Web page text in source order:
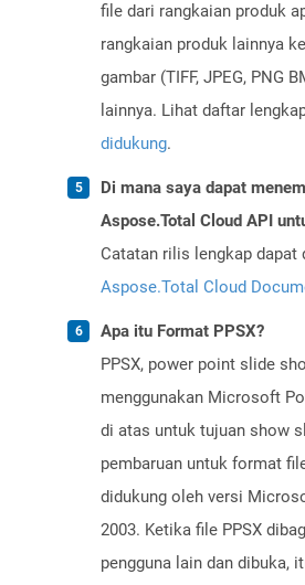
file dari rangkaian produk
rangkaian produk lainnya ke
gambar (TIFF, JPEG, PNG
lainnya. Lihat daftar
didukung.
Di mana saya dapat
Aspose.Total Cloud API
Catatan rilis lengkap dapat
Aspose.Total Cloud
Apa itu Format PPSX?
PPSX, power point slide
menggunakan Microsoft
di atas untuk tujuan show
pembaruan untuk format
didukung oleh versi
2003. Ketika file PPSX
pengguna lain dan dibuka,